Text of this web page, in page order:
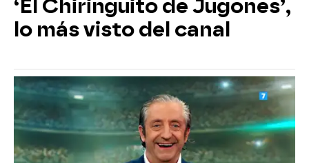
‘El Chiringuito de Jugones’,
lo más visto del canal